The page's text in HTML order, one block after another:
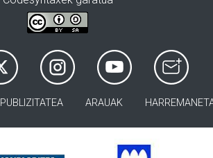
PUBLIZITATEA ARAUAK